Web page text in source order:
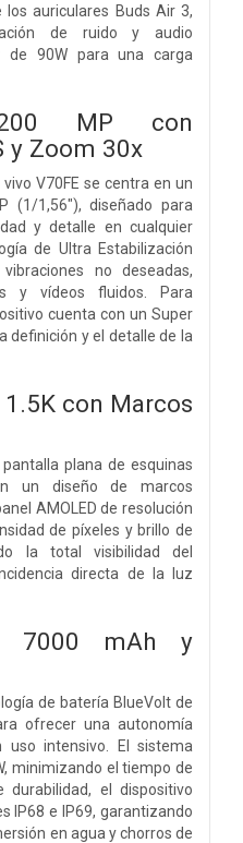
los auriculares Buds Air 3,
de ruido y audio
de 90W para una carga
MP con
y Zoom 30x
V70FE se centra en un
(1/1,56"), diseñado para
y detalle en cualquier
de Ultra Estabilización
no deseadas,
y vídeos fluidos. Para
cuenta con un Super
definición y el detalle de la
1.5K con Marcos
plana de esquinas
un diseño de marcos
AMOLED de resolución
de píxeles y brillo de
la total visibilidad del
directa de la luz
7000 mAh y
de batería BlueVolt de
ofrecer una autonomía
uso intensivo. El sistema
minimizando el tiempo de
durabilidad, el dispositivo
IP68 e IP69, garantizando
en agua y chorros de